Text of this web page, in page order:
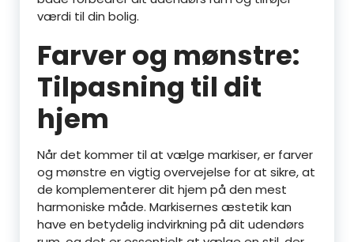
værdi til din bolig.
Farver og mønstre:
Tilpasning til dit
hjem
Når det kommer til at vælge markiser, er farver
og mønstre en vigtig overvejelse for at sikre, at
de komplementerer dit hjem på den mest
harmoniske måde. Markisernes æstetik kan
have en betydelig indvirkning på dit udendørs